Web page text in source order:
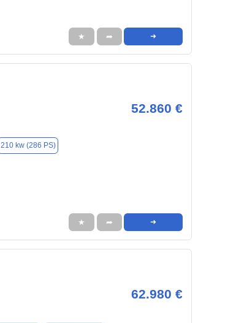
★ ➦ ➜
52.860 €
210 kw (286 PS)
★ ➦ ➜
62.980 €